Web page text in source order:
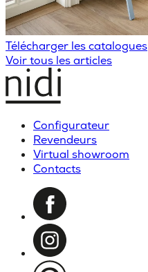
Télécharger les catalogues
Voir tous les articles
Configurateur
Revendeurs
Virtual showroom
Contacts